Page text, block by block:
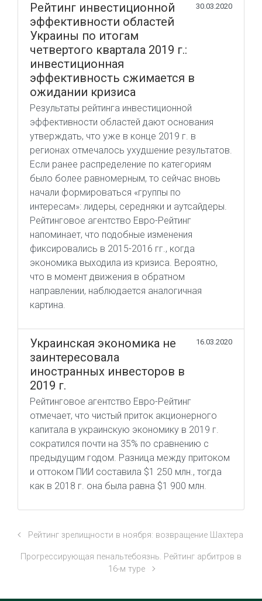
Рейтинг инвестиционной
эффективности областей
Украины по итогам
четвертого квартала 2019 г.:
инвестиционная
эффективность сжимается в
ожидании кризиса
30.03.2020
Результаты рейтинга инвестиционной
эффективности областей дают основания
утверждать, что уже в конце 2019 г. в
регионах отмечалось ухудшение результатов.
Если ранее распределение по категориям
было более равномерным, то сейчас вновь
начали формироваться «группы по
интересам»: лидеры, середняки и аутсайдеры.
Рейтинговое агентство Евро-Рейтинг
напоминает, что подобные изменения
фиксировались в 2015-2016 гг., когда
экономика выходила из кризиса. Вероятно,
что в момент движения в обратном
направлении, наблюдается аналогичная
картина.
Украинская экономика не
заинтересовала
иностранных инвесторов в
2019 г.
16.03.2020
Рейтинговое агентство Евро-Рейтинг
отмечает, что чистый приток акционерного
капитала в украинскую экономику в 2019 г.
сократился почти на 35% по сравнению с
предыдущим годом. Разница между притоком
и оттоком ПИИ составила $1 250 млн., тогда
как в 2018 г. она была равна $1 900 млн.
Рейтинг зрелищности в ноября: возвращение Шахтера
Прогрессирующая пенальтебоязнь. Рейтинг арбитров в
16-м туре